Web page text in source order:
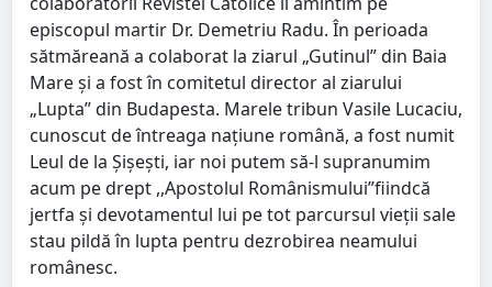
episcopul martir Dr. Demetriu Radu. În perioada
sătmăreană a colaborat la ziarul „Gutinul” din Baia
Mare şi a fost în comitetul director al ziarului
„Lupta” din Budapesta. Marele tribun Vasile Lucaciu,
cunoscut de întreaga naţiune română, a fost numit
Leul de la Şişeşti, iar noi putem să-l supranumim
acum pe drept ,,Apostolul Românismului”fiindcă
jertfa şi devotamentul lui pe tot parcursul vieţii sale
stau pildă în lupta pentru dezrobirea neamului
românesc.